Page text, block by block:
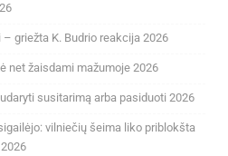
griežta K. Budrio reakcija 2026
net žaisdami mažumoje 2026
susitarimą arba pasiduoti 2026
vilniečių šeima liko priblokšta